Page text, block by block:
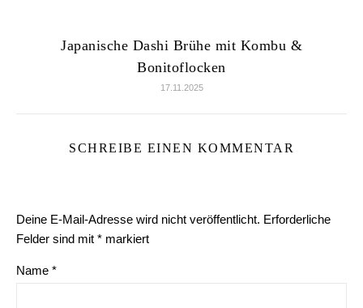
Japanische Dashi Brühe mit Kombu &
Bonitoflocken
17.11.2025
SCHREIBE EINEN KOMMENTAR
Deine E-Mail-Adresse wird nicht veröffentlicht. Erforderliche
Felder sind mit * markiert
Name *